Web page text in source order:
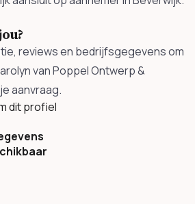
reviews en bedrijfsgegevens om
van Poppel Ontwerp &
aanvraag.
dit profiel